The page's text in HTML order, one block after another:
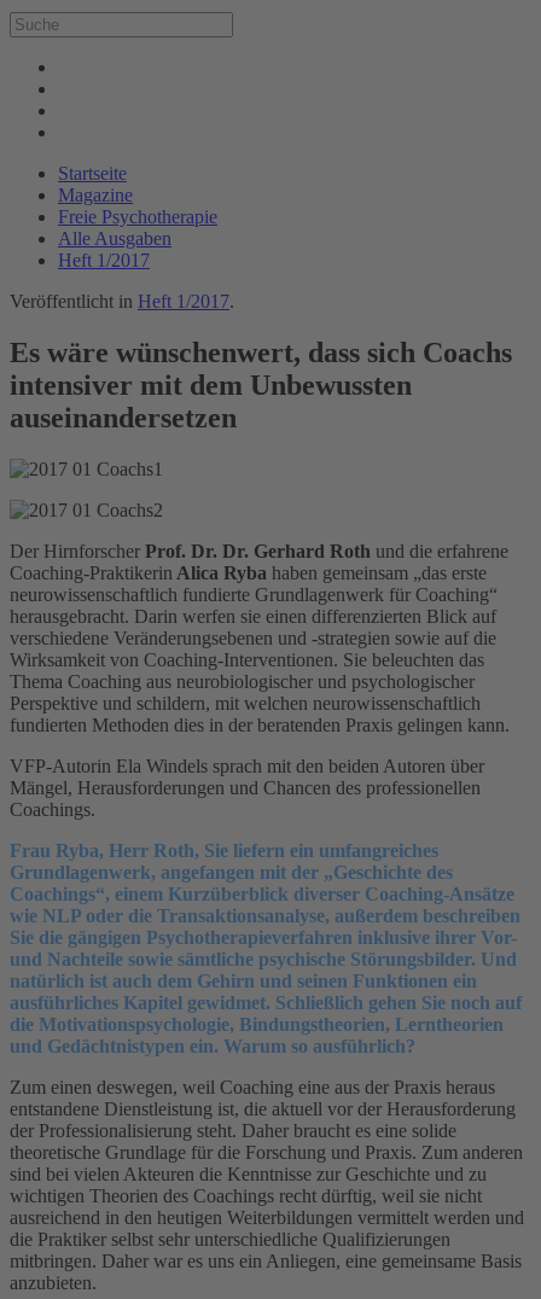
Startseite
Magazine
Freie Psychotherapie
Alle Ausgaben
Heft 1/2017
Veröffentlicht in Heft 1/2017.
Es wäre wünschenwert, dass sich Coachs
intensiver mit dem Unbewussten
auseinandersetzen
Der Hirnforscher Prof. Dr. Dr. Gerhard Roth und die erfahrene
Coaching-Praktikerin Alica Ryba haben gemeinsam „das erste
neurowissenschaftlich fundierte Grundlagenwerk für Coaching“
herausgebracht. Darin werfen sie einen differenzierten Blick auf
verschiedene Veränderungsebenen und -strategien sowie auf die
Wirksamkeit von Coaching-Interventionen. Sie beleuchten das
Thema Coaching aus neurobiologischer und psychologischer
Perspektive und schildern, mit welchen neurowissenschaftlich
fundierten Methoden dies in der beratenden Praxis gelingen kann.
VFP-Autorin Ela Windels sprach mit den beiden Autoren über
Mängel, Herausforderungen und Chancen des professionellen
Coachings.
Frau Ryba, Herr Roth, Sie liefern ein umfangreiches
Grundlagenwerk, angefangen mit der „Geschichte des
Coachings“, einem Kurzüberblick diverser Coaching-Ansätze
wie NLP oder die Transaktionsanalyse, außerdem beschreiben
Sie die gängigen Psychotherapieverfahren inklusive ihrer Vor-
und Nachteile sowie sämtliche psychische Störungsbilder. Und
natürlich ist auch dem Gehirn und seinen Funktionen ein
ausführliches Kapitel gewidmet. Schließlich gehen Sie noch auf
die Motivationspsychologie, Bindungstheorien, Lerntheorien
und Gedächtnistypen ein. Warum so ausführlich?
Zum einen deswegen, weil Coaching eine aus der Praxis heraus
entstandene Dienstleistung ist, die aktuell vor der Herausforderung
der Professionalisierung steht. Daher braucht es eine solide
theoretische Grundlage für die Forschung und Praxis. Zum anderen
sind bei vielen Akteuren die Kenntnisse zur Geschichte und zu
wichtigen Theorien des Coachings recht dürftig, weil sie nicht
ausreichend in den heutigen Weiterbildungen vermittelt werden und
die Praktiker selbst sehr unterschiedliche Qualifizierungen
mitbringen. Daher war es uns ein Anliegen, eine gemeinsame Basis
anzubieten.